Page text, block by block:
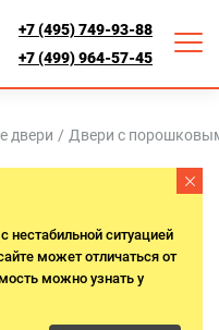
+7 (495) 749-93-88
+7 (499) 964-57-45
двери / Двери с
нестабильной ситуацией
может отличаться от
можно узнать у